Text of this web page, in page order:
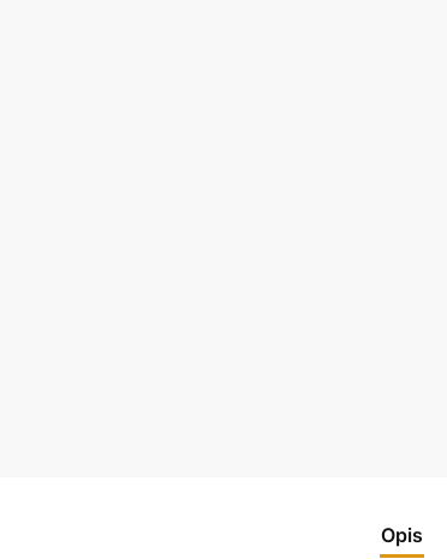
Opis